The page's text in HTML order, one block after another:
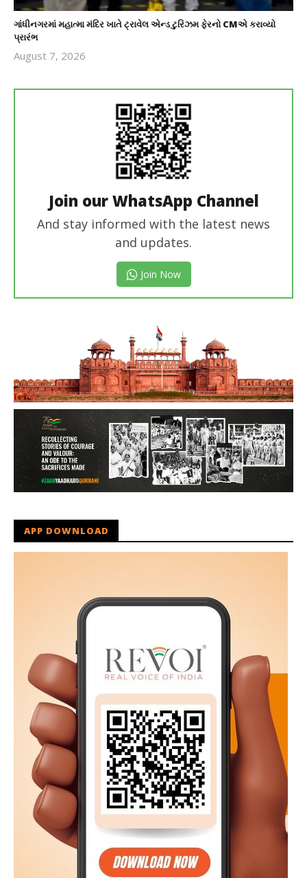
ગાંધીનગરમાં મહાત્મા મંદિર ખાતે ટ્રાવેલ એન્ડ ટુરિઝમ ફેરનો CMએ કરાવ્યો
પ્રારંભ
August 7, 2026
Join our WhatsApp Channel
And stay informed with the latest news
and updates.
Join Now
APP DOWNLOAD